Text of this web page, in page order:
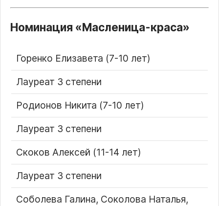
Номинация Масленица-краса
Горенко Елизавета (7-10 лет)
Лауреат 3 степени
Родионов Никита (7-10 лет)
Лауреат 3 степени
Скоков Алексей (11-14 лет)
Лауреат 3 степени
Соболева Галина, Соколова Наталья,